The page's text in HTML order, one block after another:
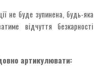
не буде зупинена, будь-яка
відчуття безкарності
артикулювати: